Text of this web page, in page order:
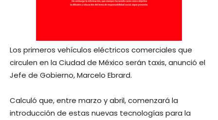
Los primeros vehículos eléctricos comerciales que
circulen en la Ciudad de México serán taxis, anunció el
Jefe de Gobierno, Marcelo Ebrard.
Calculó que, entre marzo y abril, comenzará la
introducción de estas nuevas tecnologías para la